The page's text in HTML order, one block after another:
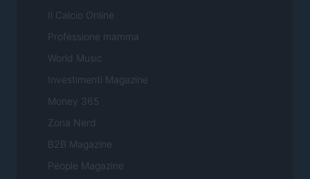
Il Calcio Online
Professione mamma
World Music
Investimenti Magazine
Money 365
Zona Nerd
B2B Magazine
People Magazine